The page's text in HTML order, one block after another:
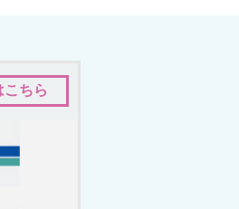
こちら